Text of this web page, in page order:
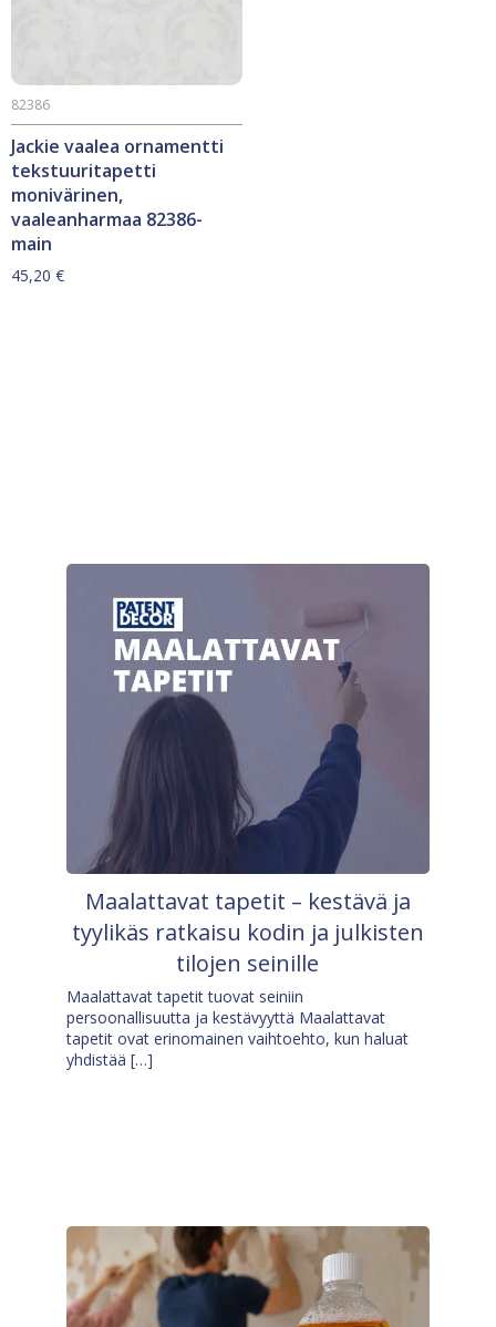
Jackie vaalea ornamentti
tekstuuritapetti
monivärinen,
vaaleanharmaa 82386-
main
82386
45,20 €
Maalattavat tapetit – kestävä ja
tyylikäs ratkaisu kodin ja julkisten
tilojen seinille
Maalattavat tapetit tuovat seiniin
persoonallisuutta ja kestävyyttä Maalattavat
tapetit ovat erinomainen vaihtoehto, kun haluat
yhdistää […]